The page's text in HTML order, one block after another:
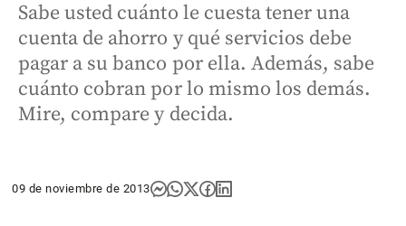
Sabe usted cuánto le cuesta tener una
cuenta de ahorro y qué servicios debe
pagar a su banco por ella. Además, sabe
cuánto cobran por lo mismo los demás.
Mire, compare y decida.
09 de noviembre de 2013